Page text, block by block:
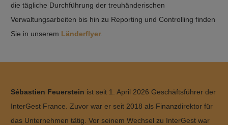
die tägliche Durchführung der treuhänderischen
Verwaltungsarbeiten bis hin zu Reporting und Controlling finden
Sie in unserem Länderflyer
Sébastien Feuerstein ist seit 1. April 2026 Geschäftsführer der
InterGest France. Zuvor war er seit 2018 als Finanzdirektor für
das Unternehmen tätig. Vor seinem Wechsel zu InterGest war